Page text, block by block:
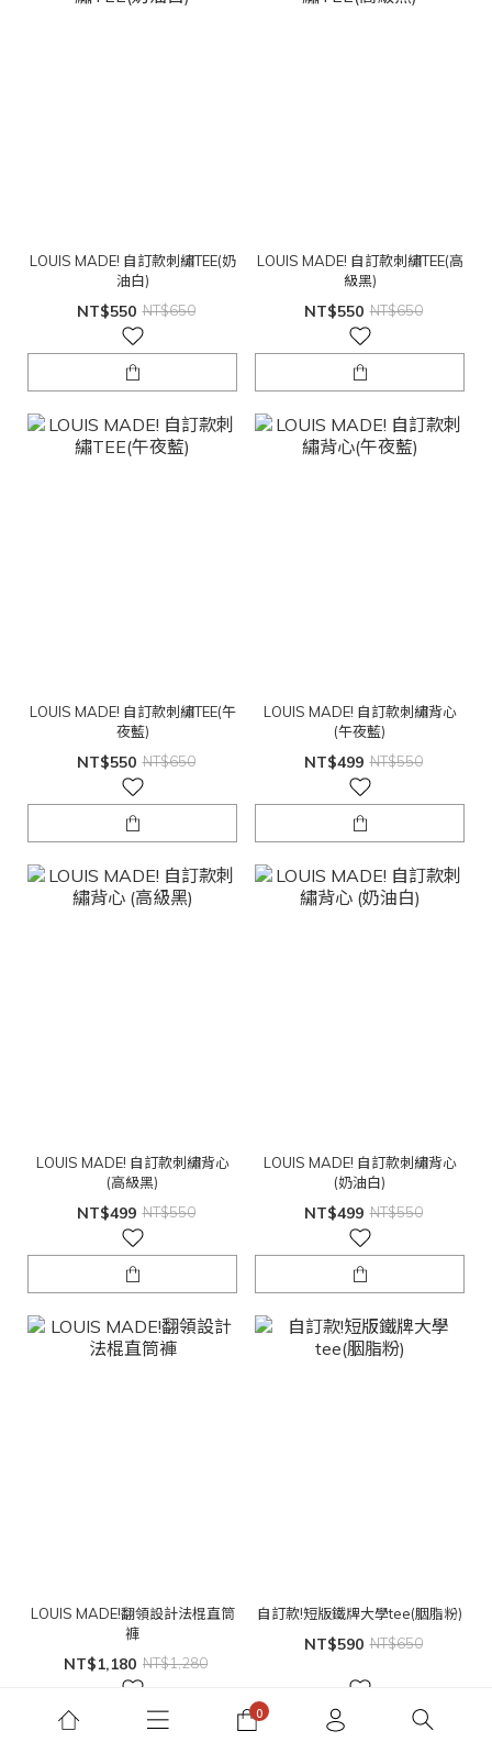
LOUIS MADE! 自訂款刺繡TEE(奶
油白)
NT$550 NT$650
LOUIS MADE! 自訂款刺繡TEE(高
級黑)
NT$550 NT$650
LOUIS MADE! 自訂款刺繡TEE(午
夜藍)
NT$550 NT$650
LOUIS MADE! 自訂款刺繡背心
(午夜藍)
NT$499 NT$550
LOUIS MADE! 自訂款刺繡背心
(高級黑)
NT$499 NT$550
LOUIS MADE! 自訂款刺繡背心
(奶油白)
NT$499 NT$550
LOUIS MADE!翻領設計法棍直筒
褲
NT$1,180 NT$1,280
自訂款!短版鐵牌大學tee(胭脂粉)
NT$590 NT$650